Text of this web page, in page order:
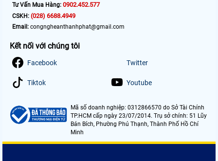
Tư Vấn Mua Hàng: 0902.452.577
CSKH: (028) 6688.4949
Email: congngheanthanhphat@gmail.com
Kết nối với chúng tôi
Facebook Twitter
Tiktok Youtube
Mã số doanh nghiệp: 0312866570 do Sở Tài Chính
TP.HCM cấp ngày 23/07/2014. Trụ sở chính: 51 Lũy
Bán Bích, Phường Phú Thạnh, Thành Phố Hồ Chí
Minh